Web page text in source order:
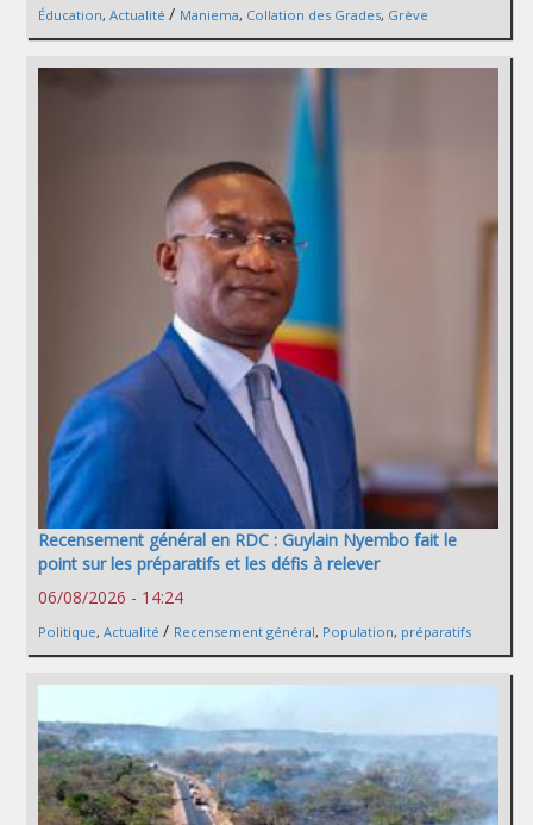
Éducation, Actualité / Maniema, Collation des Grades, Grève
Recensement général en RDC : Guylain Nyembo fait le
point sur les préparatifs et les défis à relever
06/08/2026 - 14:24
Politique, Actualité / Recensement général, Population, préparatifs